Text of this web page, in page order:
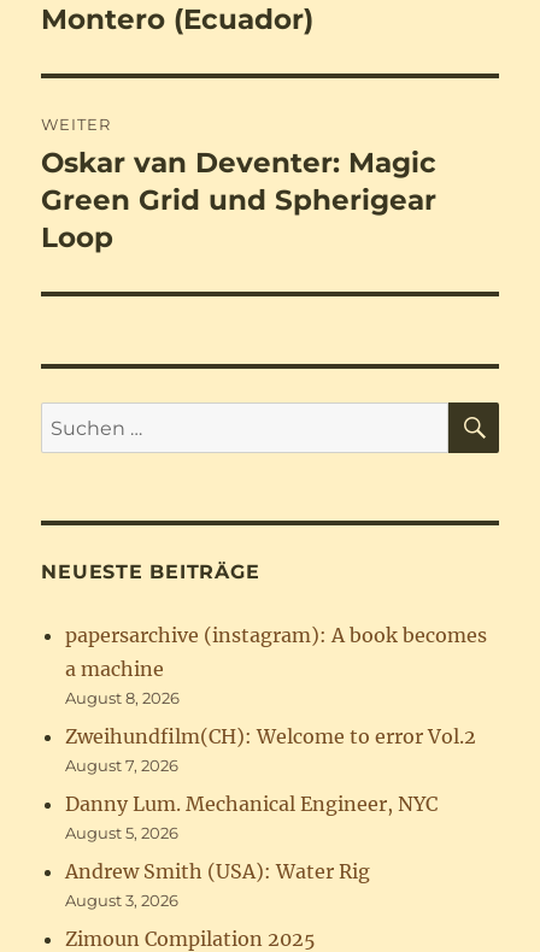
Beitrag:
Montero (Ecuador)
WEITER
Nächster
Beitrag:
Oskar van Deventer: Magic
Green Grid und Spherigear
Loop
Suchen
nach:
NEUESTE BEITRÄGE
papersarchive (instagram): A book becomes
a machine
August 8, 2026
Zweihundfilm(CH): Welcome to error Vol.2
August 7, 2026
Danny Lum. Mechanical Engineer, NYC
August 5, 2026
Andrew Smith (USA): Water Rig
August 3, 2026
Zimoun Compilation 2025